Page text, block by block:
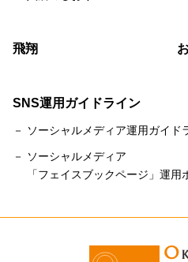
飛翔
SNS運用ガイドライン
－ ソーシャルメディア運用ガイド
－ ソーシャルメディア
「フェイスブックページ」運用